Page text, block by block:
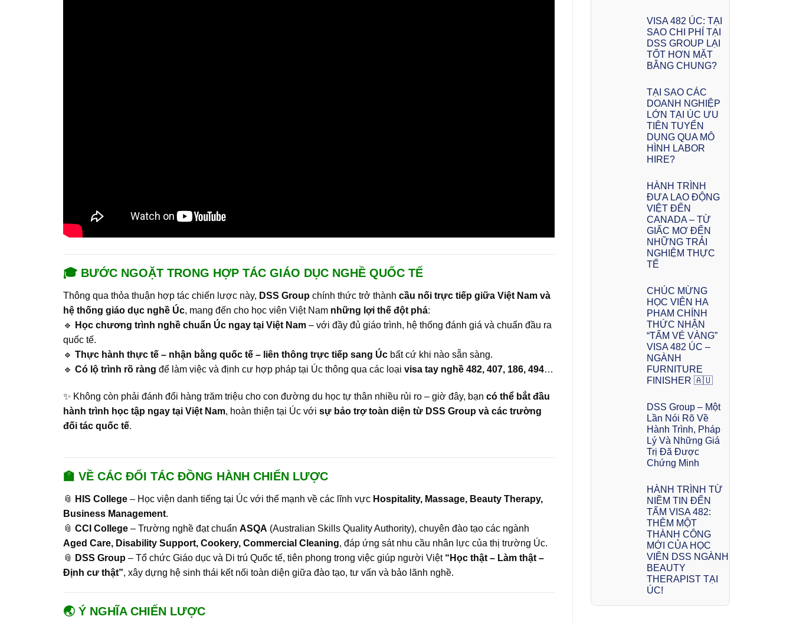
🎓 BƯỚC NGOẶT TRONG HỢP TÁC GIÁO DỤC NGHỀ QUỐC TẾ
Thông qua thỏa thuận hợp tác chiến lược này, DSS Group chính thức trở thành cầu nối trực tiếp giữa Việt Nam và
hệ thống giáo dục nghề Úc, mang đến cho học viên Việt Nam những lợi thế đột phá:
🔹
Học chương trình nghề chuẩn Úc ngay tại Việt Nam – với đầy đủ giáo trình, hệ thống đánh giá và chuẩn đầu ra
quốc tế.
🔹 Thực hành thực tế – nhận bằng quốc tế – liên thông trực tiếp sang Úc bất cứ khi nào sẵn sàng.
🔹 Có lộ trình rõ ràng để làm việc và định cư hợp pháp tại Úc thông qua các loại visa tay nghề 482, 407, 186, 494…
✨ Không còn phải đánh đổi hàng trăm triệu cho con đường du học tự thân nhiều rủi ro – giờ đây, bạn có thể bắt đầu
hành trình học tập ngay tại Việt Nam, hoàn thiện tại Úc với sự bảo trợ toàn diện từ DSS Group và các trường
đối tác quốc tế.
🏫 VỀ CÁC ĐỐI TÁC ĐỒNG HÀNH CHIẾN LƯỢC
📎 HIS College – Học viện danh tiếng tại Úc với thế mạnh về các lĩnh vực Hospitality, Massage, Beauty Therapy,
Business Management.
📎 CCI College – Trường nghề đạt chuẩn ASQA (Australian Skills Quality Authority), chuyên đào tạo các ngành
Aged Care, Disability Support, Cookery, Commercial Cleaning, đáp ứng sát nhu cầu nhân lực của thị trường Úc.
📎
DSS Group – Tổ chức Giáo dục và Di trú Quốc tế, tiên phong trong việc giúp người Việt “Học thật – Làm thật –
Định cư thật”, xây dựng hệ sinh thái kết nối toàn diện giữa đào tạo, tư vấn và bảo lãnh nghề.
🌏 Ý NGHĨA CHIẾN LƯỢC
VISA 482 ÚC: TẠI
SAO CHI PHÍ TẠI
DSS GROUP LẠI
TỐT HƠN MẶT
BẰNG CHUNG?
TẠI SAO CÁC
DOANH NGHIỆP
LỚN TẠI ÚC ƯU
TIÊN TUYỂN
DỤNG QUA MÔ
HÌNH LABOR
HIRE?
HÀNH TRÌNH
ĐƯA LAO ĐỘNG
VIỆT ĐẾN
CANADA – TỪ
GIẤC MƠ ĐẾN
NHỮNG TRẢI
NGHIỆM THỰC
TẾ
CHÚC MỪNG
HỌC VIÊN HA
PHAM CHÍNH
THỨC NHẬN
“TẤM VÉ VÀNG”
VISA 482 ÚC –
NGÀNH
FURNITURE
FINISHER 🇦🇺
DSS Group – Một
Lần Nói Rõ Về
Hành Trình, Pháp
Lý Và Những Giá
Trị Đã Được
Chứng Minh
HÀNH TRÌNH TỪ
NIỀM TIN ĐẾN
TẤM VISA 482:
THÊM MỘT
THÀNH CÔNG
MỚI CỦA HỌC
VIÊN DSS NGÀNH
BEAUTY
THERAPIST TẠI
ÚC!